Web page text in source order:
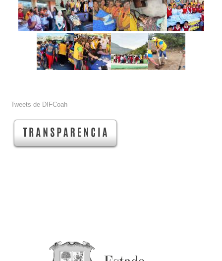
Tweets de DIFCoah